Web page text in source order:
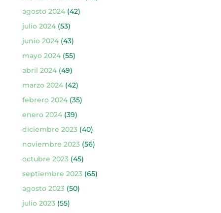
agosto 2024(42)
julio 2024(53)
junio 2024(43)
mayo 2024(55)
abril 2024(49)
marzo 2024(42)
febrero 2024(35)
enero 2024(39)
diciembre 2023(40)
noviembre 2023(56)
octubre 2023(45)
septiembre 2023(65)
agosto 2023(50)
julio 2023(55)